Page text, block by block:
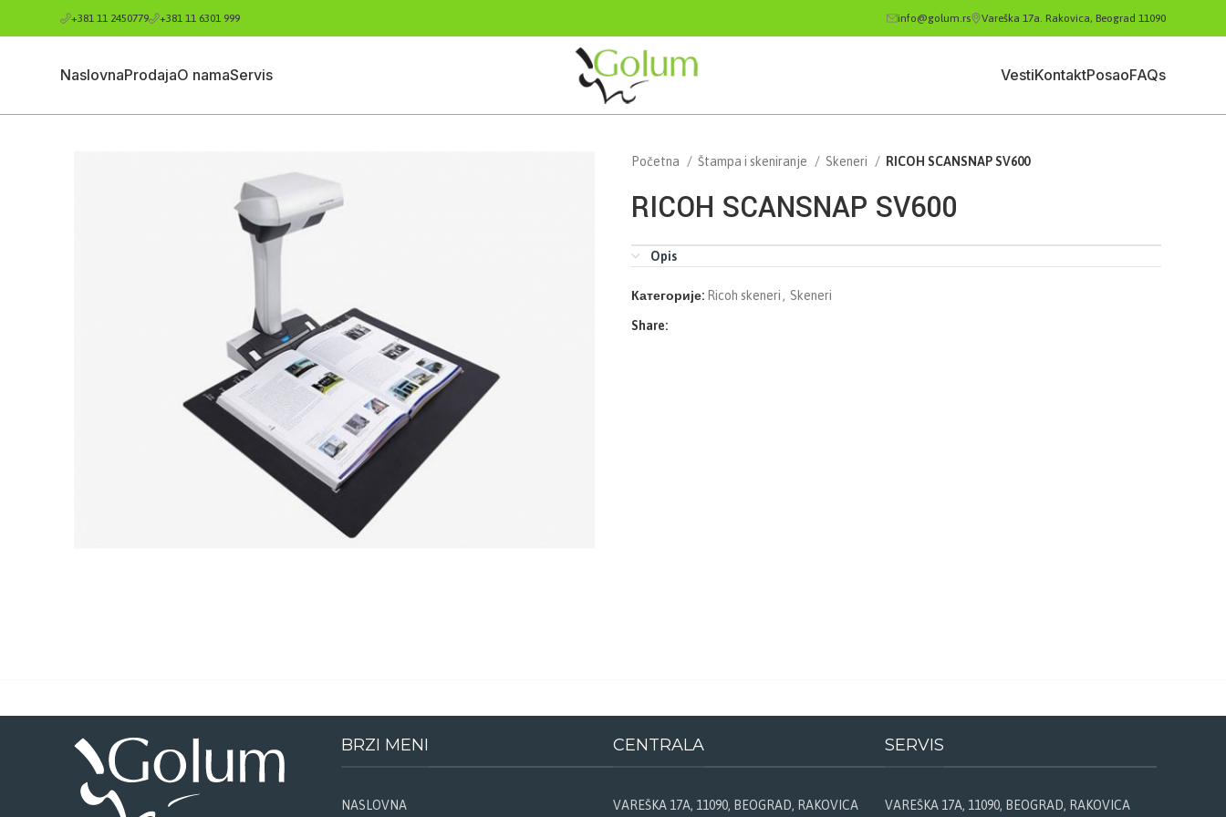
+381 11 2450779 +381 11 6301 999 info@golum.rs Vareška 17a. Rakovica, Beograd 11090
NaslovnaProdajaO namaServis VestiKontaktPosaoFAQs
Početna Štampa i skeniranje Skeneri RICOH SCANSNAP SV600
RICOH SCANSNAP SV600
Opis
Категорије: Ricoh skeneri , Skeneri
Share:
BRZI MENI
NASLOVNA
CENTRALA
VAREŠKA 17A, 11090, BEOGRAD, RAKOVICA
SERVIS
VAREŠKA 17A, 11090, BEOGRAD, RAKOVICA